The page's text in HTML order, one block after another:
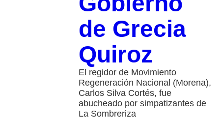
de Grecia
Quiroz
El regidor de Movimiento
Regeneración Nacional (Morena),
Carlos Silva Cortés, fue
abucheado por simpatizantes de
La Sombreriza